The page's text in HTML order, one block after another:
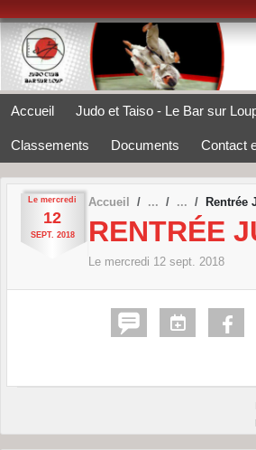
Accueil Judo et Taiso - Le Bar sur
Classements Documents Contact
Le mercredi
12
SEPT. 2018
Accueil Rentrée
RENTRÉE
Le mercredi 12 sept. 2018